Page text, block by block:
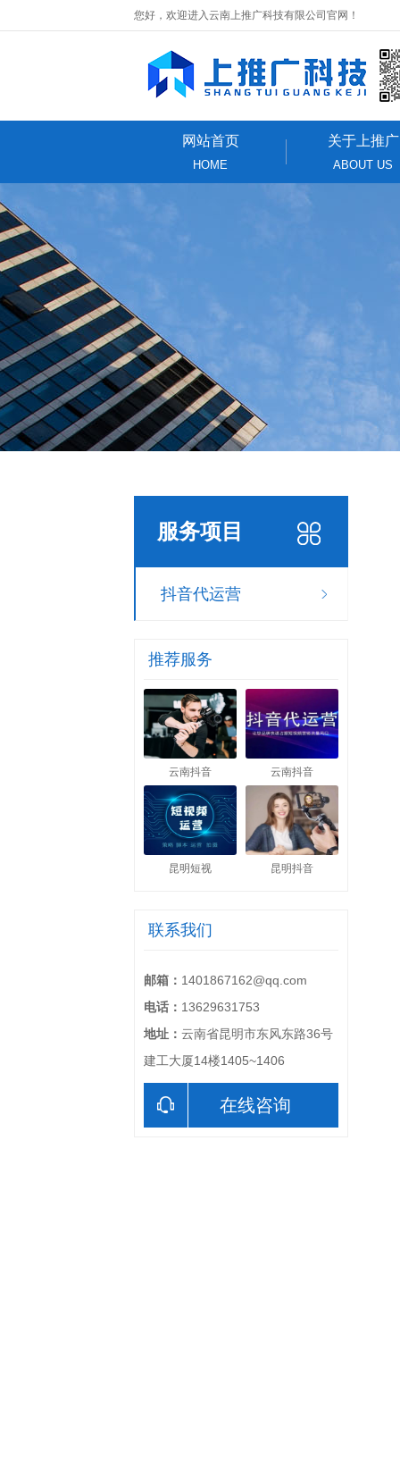
您好，欢迎进入云南上推广科技有限公司官网！
网站首页
HOME
关于上推广
ABOUT US
服务项目
抖音代运营
推荐服务
云南抖音 云南抖音
昆明短视 昆明抖音
联系我们
邮箱： 1401867162@qq.com
电话： 13629631753
地址： 云南省昆明市东风东路36号
建工大厦14楼1405~1406
在线咨询